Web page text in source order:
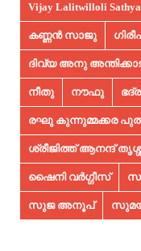
Vijay Lalitwilloli Sathya
കണ്ണൻ സാജു
ദിവ്യ അനു
നീതു നൗഫു
രഘു കുന്നുമ്മക്കര
ശ്രീജിത്ത് ആനന്ദ്
ഷൈനി വർഗ്ഗീസ്
സുജ അനൂപ്‌